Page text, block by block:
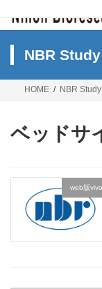
ン
テ
ス
ビ
ゲ
ン
NBR
HOME NBR
ベッドサ
web版vivo